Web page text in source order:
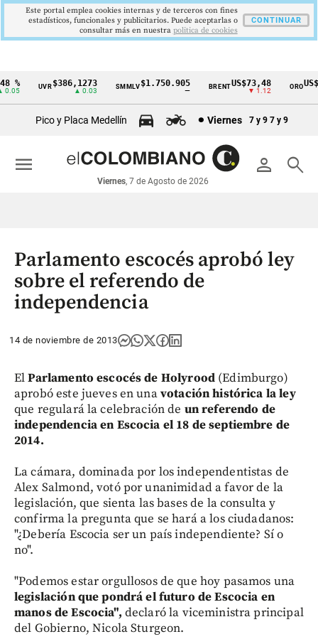
Cintillo
económicos
Colombia
UVR$386,1273
▲ 0.03
SMMLV$1.750.905 BRENTUS$73,48
▼ 1.12
ORO
Pico y Placa Medellín Viernes 7 y 9 7 y 9
person search
Viernes, 7 de Agosto de 2026
menu
Parlamento escocés aprobó ley
sobre el referendo de
independencia
14 de noviembre de 2013
ElParlamento escocés de Holyrood(Edimburgo)
aprobó este jueves en unavotación histórica la ley
que regulará la celebración de un referendo de
independencia en Escocia el 18 de septiembre de
2014.
La cámara, dominada por los independentistas de
Alex Salmond, votó por unanimidad a favor de la
legislación, que sienta las bases de la consulta y
confirma la pregunta que se hará a los ciudadanos:
"¿Debería Escocia ser un país independiente? Sí o
no".
"Podemos estar orgullosos de que hoy pasamos una
legislación que pondrá el futuro de Escocia en
manos de Escocia", declaró la viceministra principal
del Gobierno, Nicola Sturgeon.
Este portal emplea cookies internas y de terceros con fines
estadísticos, funcionales y publicitarios. Puede aceptarlas o
consultar más en nuestra politica de cookies
CONTINUAR